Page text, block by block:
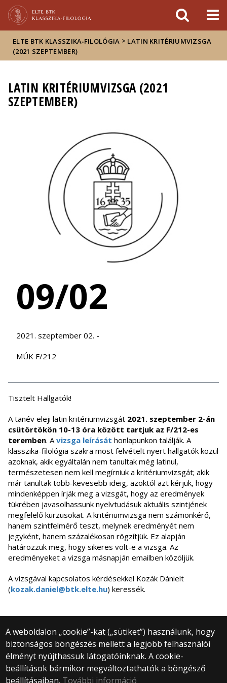
sajtóban
ELTE BTK KLASSZIKA‑FILOLÓGIA > LATIN KRITÉRIUMVIZSGA
(2021 SZEPTEMBER)
LATIN KRITÉRIUMVIZSGA (2021
SZEPTEMBER)
09/02
2021. szeptember 02. -
MÚK F/212
Tisztelt Hallgatók!
A tanév eleji latin kritériumvizsgát 2021. szeptember 2-án
csütörtökön 10-13 óra között tartjuk az F/212-es
teremben. A vizsga leírását honlapunkon találják. A
klasszika-filológia szakra most felvételt nyert hallgatók közül
azoknak, akik egyáltalán nem tanultak még latinul,
természetesen nem kell megírniuk a kritériumvizsgát; akik
már tanultak több-kevesebb ideig, azoktól azt kérjük, hogy
mindenképpen írják meg a vizsgát, hogy az eredmények
tükrében javasolhassunk nyelvtudásuk aktuális szintjének
megfelelő kurzusokat. A kritériumvizsga nem számonkérő,
hanem szintfelmérő teszt, melynek eredményét nem
jegyként, hanem százalékosan rögzítjük. Ez alapján
határozzuk meg, hogy sikeres volt-e a vizsga. Az
eredményeket a vizsga másnapján emailben közöljük.
A vizsgával kapcsolatos kérdésekkel Kozák Dánielt
(kozak.daniel@btk.elte.hu) keressék.
A weboldalon „cookie”-kat („sütiket”) használunk, hogy
biztonságos böngészés mellett a legjobb felhasználói
élményt nyújthassuk látogatóinknak. A cookie-
beállítások bármikor megváltoztathatók a böngésző
beállításaiban. További információ
© 2025 Eötvös Loránd Tudományegyetem
Minden jog fenntartva.
1053 Budapest, Egyetem tér 1–3.
Központi telefonszám: +36 1 411 6500